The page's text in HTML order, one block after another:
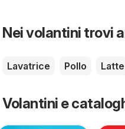
Nei volantini trovi
Lavatrice Pollo Latte
Volantini e